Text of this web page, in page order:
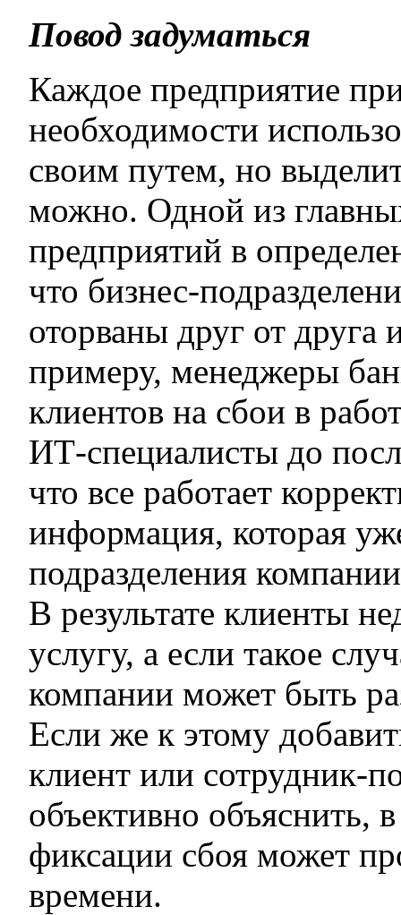
Повод задуматься
Каждое предприятие
необходимости
своим путем, но
можно. Одной из
предприятий в
что бизнес-
оторваны друг от друга
примеру, менеджеры
клиентов на сбои в
ИТ-специалисты до
что все работает
информация, которая
подразделения
В результате клиенты
услугу, а если такое
компании может быть
Если же к этому
клиент или сотрудник-
объективно объяснить,
фиксации сбоя может
времени.